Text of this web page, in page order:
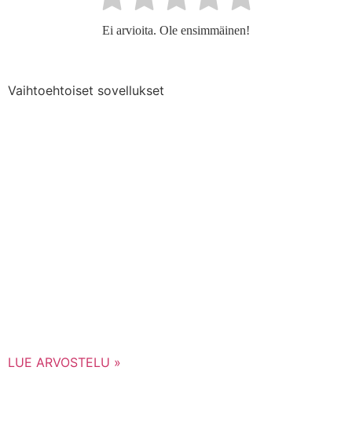
Ei arvioita. Ole ensimmäinen!
Vaihtoehtoiset sovellukset
LUE ARVOSTELU »